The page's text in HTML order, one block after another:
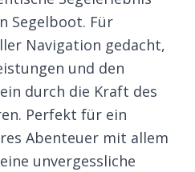
Segelboot. Für
Navigation gedacht,
und den
durch die Kraft des
Perfekt für ein
Abenteuer mit allem
unvergessliche